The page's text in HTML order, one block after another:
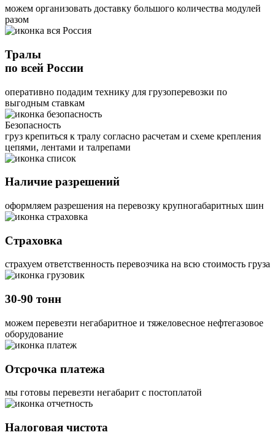
можем организовать доставку большого количества модулей
разом
Тралы
по всей России
оперативно подадим технику для грузоперевозки по
выгодным ставкам
Безопасность
груз крепиться к тралу согласно расчетам и схеме крепления
цепями, лентами и талрепами
Наличие разрешений
оформляем разрешения на перевозку крупногабаритных шин
Страховка
страхуем ответственность перевозчика на всю стоимость груза
30-90 тонн
можем перевезти негабаритное и тяжеловесное нефтегазовое
оборудование
Отсрочка платежа
мы готовы перевезти негабарит с постоплатой
Налоговая чистота